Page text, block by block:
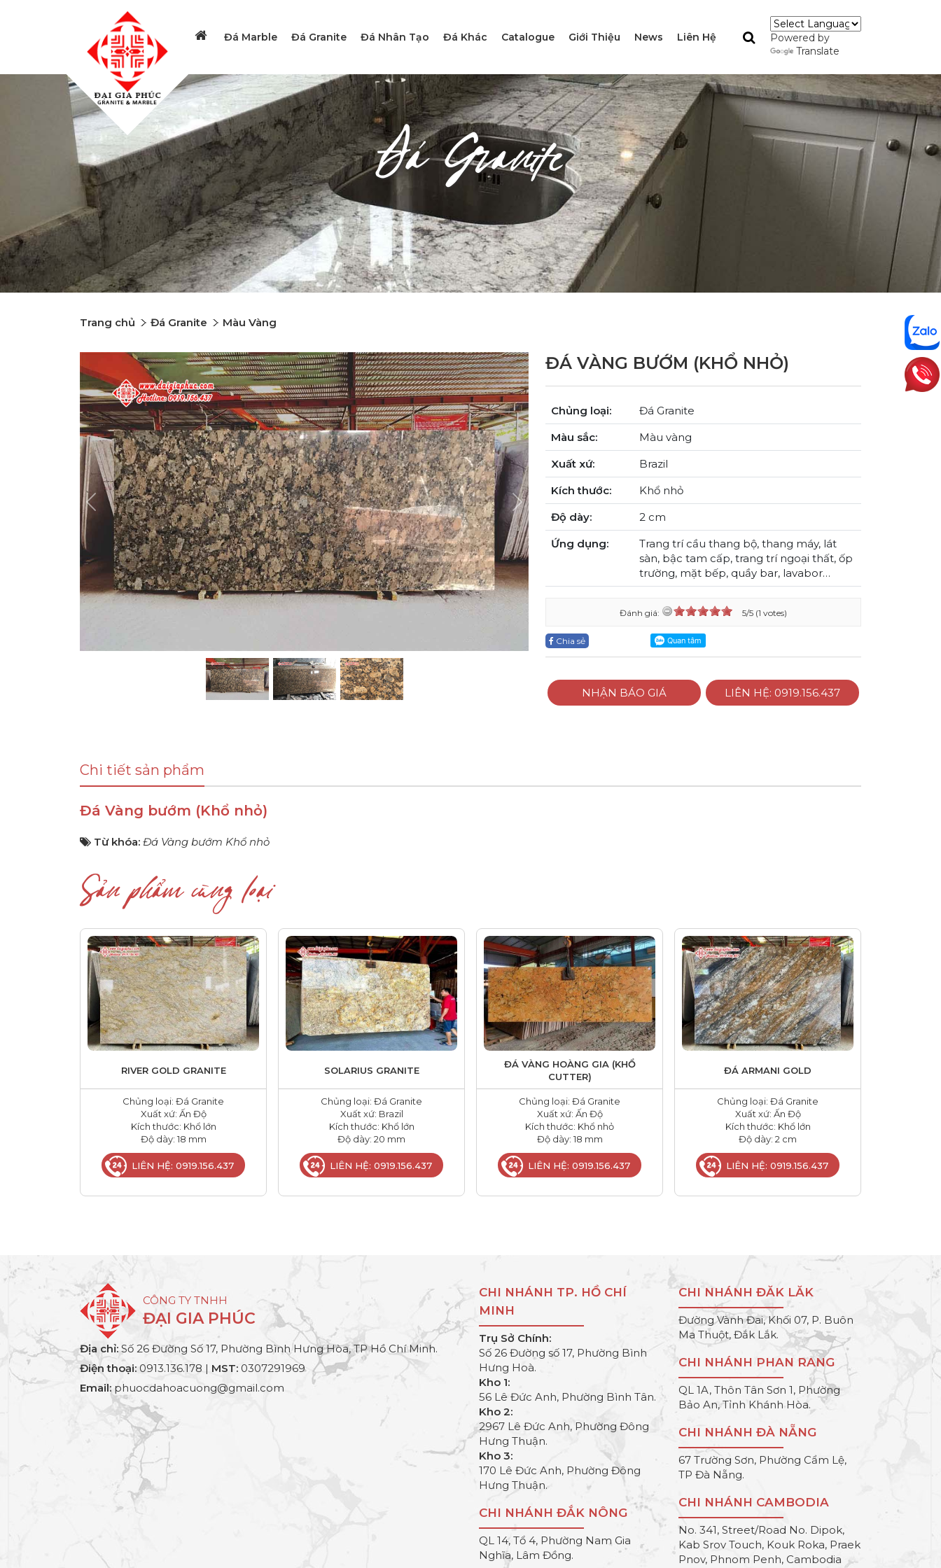
Đá Marble Đá Granite Đá Nhân Tạo Đá Khác Catalogue Giới Thiệu News Liên Hệ
Powered by
Translate
Đá Granite
Trang chủ Đá Granite Màu Vàng
Previous Next
ĐÁ VÀNG BƯỚM (KHỔ NHỎ)
Chủng loại:
Đá Granite
Màu sắc:
Màu vàng
Xuất xứ:
Brazil
Kích thước:
Khổ nhỏ
Độ dày:
2 cm
Ứng dụng:
Trang trí cầu thang bộ, thang máy, lát
sàn, bậc tam cấp, trang trí ngoại thất, ốp
trường, mặt bếp, quầy bar, lavabor…
Đánh giá: 5/5 (1 votes)
Chia sẻ
NHẬN BÁO GIÁ LIÊN HỆ: 0919.156.437
Chi tiết sản phẩm
Đá Vàng bướm (Khổ nhỏ)
Từ khóa: Đá Vàng bướm Khổ nhỏ
Sản phẩm cùng loại
RIVER GOLD GRANITE
Chủng loại: Đá Granite
Xuất xứ: Ấn Độ
Kích thước: Khổ lớn
Độ dày: 18 mm
LIÊN HỆ: 0919.156.437
SOLARIUS GRANITE
Chủng loại: Đá Granite
Xuất xứ: Brazil
Kích thước: Khổ lớn
Độ dày: 20 mm
LIÊN HỆ: 0919.156.437
ĐÁ VÀNG HOÀNG GIA (KHỔ
CUTTER)
Chủng loại: Đá Granite
Xuất xứ: Ấn Độ
Kích thước: Khổ nhỏ
Độ dày: 18 mm
LIÊN HỆ: 0919.156.437
ĐÁ ARMANI GOLD
Chủng loại: Đá Granite
Xuất xứ: Ấn Độ
Kích thước: Khổ lớn
Độ dày: 2 cm
LIÊN HỆ: 0919.156.437
CÔNG TY TNHH
ĐẠI GIA PHÚC
Địa chỉ: Số 26 Đường Số 17, Phường Bình Hưng Hòa, TP Hồ Chí Minh.
Điện thoại: 0913.136.178 | MST: 0307291969
Email: phuocdahoacuong@gmail.com
CHI NHÁNH TP. HỒ CHÍ
MINH
Trụ Sở Chính:
Số 26 Đường số 17, Phường Bình
Hưng Hoà.
Kho 1:
56 Lê Đức Anh, Phường Bình Tân.
Kho 2:
2967 Lê Đức Anh, Phường Đông
Hưng Thuận.
Kho 3:
170 Lê Đức Anh, Phường Đông
Hưng Thuận.
CHI NHÁNH ĐẮK NÔNG
QL 14, Tổ 4, Phường Nam Gia
Nghĩa, Lâm Đồng.
CHI NHÁNH ĐĂK LĂK
Đường Vành Đai, Khối 07, P. Buôn
Ma Thuột, Đắk Lắk.
CHI NHÁNH PHAN RANG
QL 1A, Thôn Tân Sơn 1, Phường
Bảo An, Tỉnh Khánh Hòa.
CHI NHÁNH ĐÀ NẴNG
67 Trường Sơn, Phường Cẩm Lệ,
TP Đà Nẵng.
CHI NHÁNH CAMBODIA
No. 341, Street/Road No. Dipok,
Kab Srov Touch, Kouk Roka, Praek
Pnov, Phnom Penh, Cambodia